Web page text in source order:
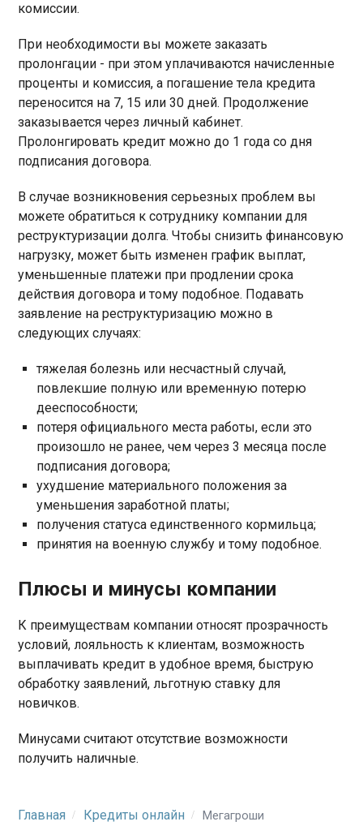
комиссии.
При необходимости вы можете заказать
пролонгации - при этом уплачиваются начисленные
проценты и комиссия, а погашение тела кредита
переносится на 7, 15 или 30 дней. Продолжение
заказывается через личный кабинет.
Пролонгировать кредит можно до 1 года со дня
подписания договора.
В случае возникновения серьезных проблем вы
можете обратиться к сотруднику компании для
реструктуризации долга. Чтобы снизить финансовую
нагрузку, может быть изменен график выплат,
уменьшенные платежи при продлении срока
действия договора и тому подобное. Подавать
заявление на реструктуризацию можно в
следующих случаях:
тяжелая болезнь или несчастный случай,
повлекшие полную или временную потерю
дееспособности;
потеря официального места работы, если это
произошло не ранее, чем через 3 месяца после
подписания договора;
ухудшение материального положения за
уменьшения заработной платы;
получения статуса единственного кормильца;
принятия на военную службу и тому подобное.
Плюсы и минусы компании
К преимуществам компании относят прозрачность
условий, лояльность к клиентам, возможность
выплачивать кредит в удобное время, быструю
обработку заявлений, льготную ставку для
новичков.
Минусами считают отсутствие возможности
получить наличные.
Главная Кредиты онлайн Мегагроши